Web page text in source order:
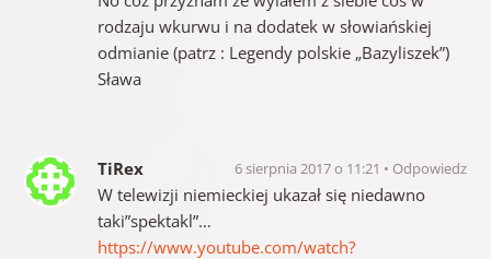
rodzaju wkurwu i na dodatek w słowiańskiej
odmianie (patrz : Legendy polskie „Bazyliszek”)
Sława
TiRex 6 sierpnia 2017 o 11:21 Odpowiedz
W telewizji niemieckiej ukazał się niedawno
taki”spektakl”…
https://www.youtube.com/watch?